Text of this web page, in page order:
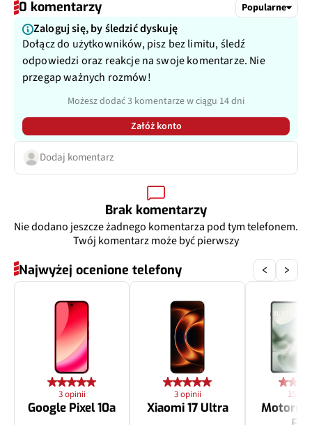
Matryca 1/4,0", 1,12 µm
Ogniskowa 15 mm
Filmy Tak
Zoom optyczny
116˚
Dodatkowy aparat Teleobiektyw
Ogniskowa 80 mm
Przysłona f/2.8
0 komentarzy Popularne
Zaloguj się, by śledzić dyskuję
Dołącz do użytkowników, pisz bez limitu, śledź
odpowiedzi oraz reakcje na swoje komentarze. Nie
przegap ważnych rozmów!
Możesz dodać 3 komentarze w ciągu 14 dni
Załóż konto
Dodaj komentarz
Brak komentarzy
Nie dodano jeszcze żadnego komentarza pod tym telefonem.
Twój komentarz może być pierwszy
Najwyżej ocenione telefony
3 opinii
Google Pixel 10a
3 opinii
Xiaomi 17 Ultra
15
Motorola